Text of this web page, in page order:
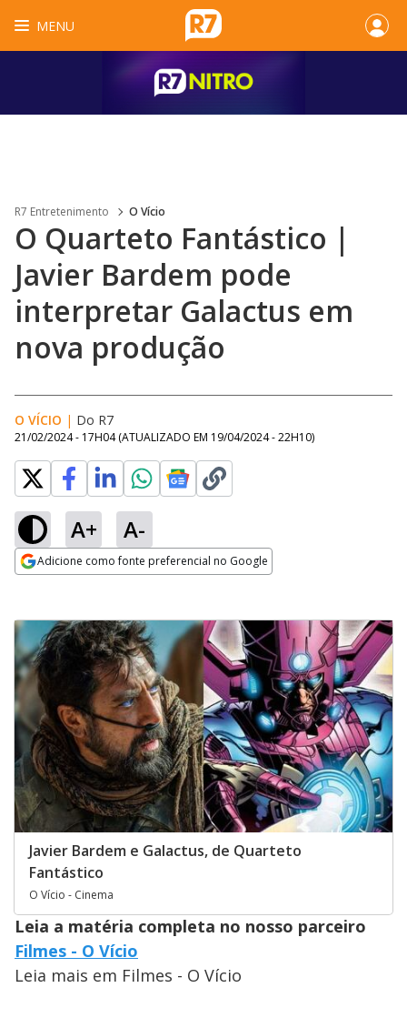
MENU
R7 Entretenimento O Vício
O Quarteto Fantástico |
Javier Bardem pode
interpretar Galactus em
nova produção
O VÍCIO | Do R7
21/02/2024 - 17H04 (ATUALIZADO EM 19/04/2024 - 22H10)
A+ A-
Adicione como fonte preferencial no Google
Javier Bardem e Galactus, de Quarteto
Fantástico
O Vício - Cinema
Leia a matéria completa no nosso parceiro
Filmes - O Vício
Leia mais em Filmes - O Vício